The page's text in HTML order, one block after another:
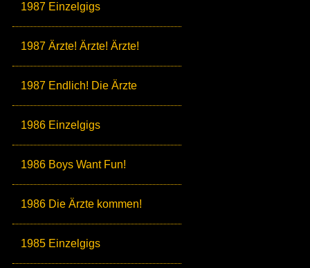
1987 Einzelgigs
1987 Ärzte! Ärzte! Ärzte!
1987 Endlich! Die Ärzte
1986 Einzelgigs
1986 Boys Want Fun!
1986 Die Ärzte kommen!
1985 Einzelgigs